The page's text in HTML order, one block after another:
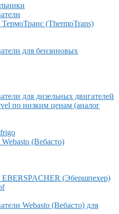
(ThermoTrans)
для бензиновых
для дизельных двигателей
по низким ценам (аналог
(Вебасто)
(Эбершпехер)
Webasto (Вебасто) для